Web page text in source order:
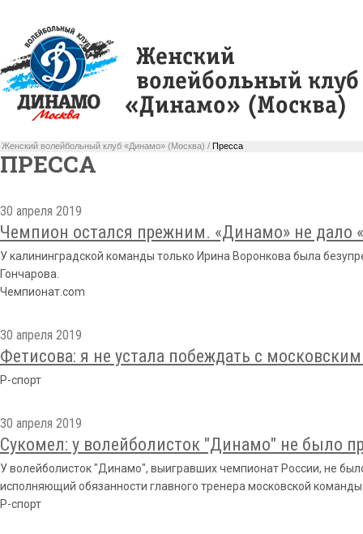
Женский волейбольный клуб «Динамо» (Москва) / Пресса
ПРЕССА
30 апреля 2019
Чемпион остался прежним. «Динамо» не дало
У калининградской команды только Ирина Воронкова была
Гончарова.
Чемпионат.com
30 апреля 2019
Фетисова: я не устала побеждать с
Р-спорт
30 апреля 2019
Сукомел: у волейболисток "Динамо" не было
У волейболисток "Динамо", выигравших чемпионат России, не
исполняющий обязанности главного тренера московской
Р-спорт